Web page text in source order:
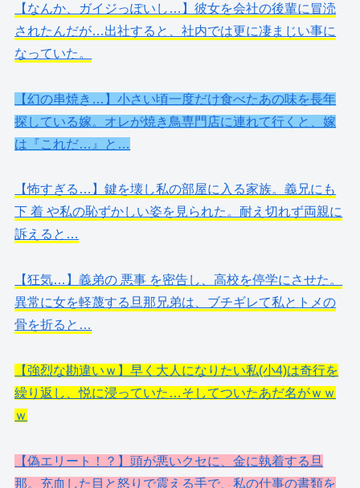
【なんか、ガイジっぽいし…】彼女を会社の後輩に冒涜
されたんだが…出社すると、社内では更に凄まじい事に
なっていた。
【幻の串焼き…】小さい頃一度だけ食べたあの味を長年
探している嫁。オレが焼き鳥専門店に連れて行くと、嫁
は『これだ…』と…
【怖すぎる…】鍵を壊し私の部屋に入る家族。義兄にも
下 着 や私の恥ずかしい姿を見られた。耐え切れず両親に
訴えると…
【狂気…】義弟の 悪事 を密告し、高校を停学にさせた。
異常に女を軽蔑する旦那兄弟は、ブチギレて私とトメの
骨を折ると…
【強烈な勘違いｗ】早く大人になりたい私(小4)は奇行を
繰り返し、悦に浸っていた…そしてついたあだ名がｗｗ
ｗ
【偽エリート！？】頭が悪いクセに、金に執着する旦
那。充血した目と怒りで震える手で、私の仕事の書類を